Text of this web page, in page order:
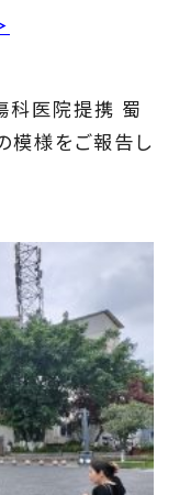
科医院提携 蜀
模様をご報告し